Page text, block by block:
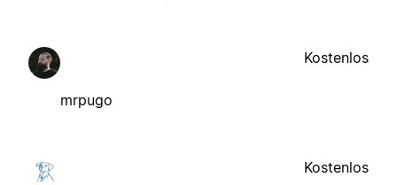
mrpugo
Kostenlos
Kostenlos